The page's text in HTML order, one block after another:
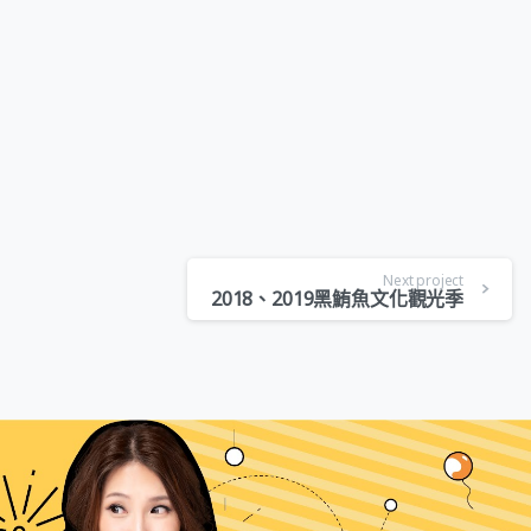
Next project
2018、2019黑鮪魚文化觀光季